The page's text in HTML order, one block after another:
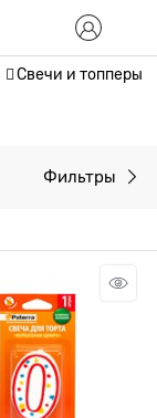
Свечи и топперы
Фильтры